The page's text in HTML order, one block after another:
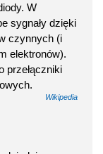
W
sygnały dzięki
czynnych (i
elektronów).
przełączniki
Wikipedia